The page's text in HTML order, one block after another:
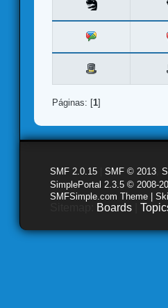
Páginas: [1]
SMF 2.0.15 SMF © 2013
SimplePortal 2.3.5 © 2008-
SMFSimple.com Theme |
Boards